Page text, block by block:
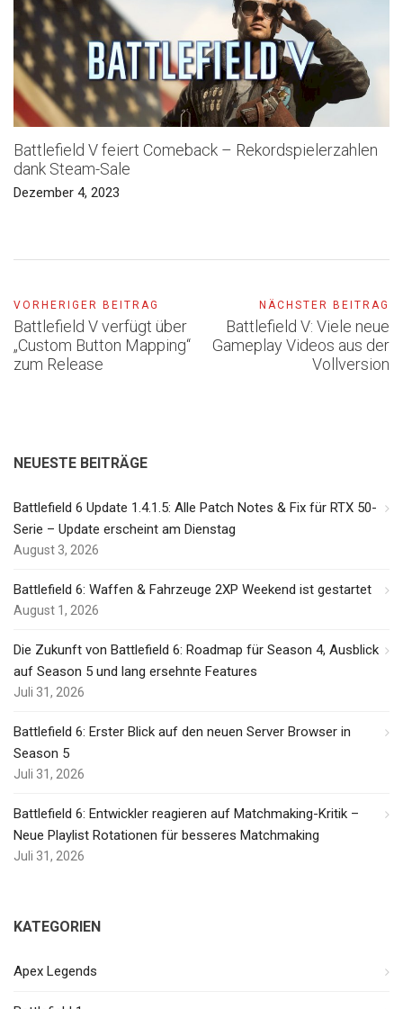
Battlefield V feiert Comeback – Rekordspielerzahlen
dank Steam-Sale
Dezember 4, 2023
VORHERIGER BEITRAG
Battlefield V verfügt über
„Custom Button Mapping“
zum Release
NÄCHSTER BEITRAG
Battlefield V: Viele neue
Gameplay Videos aus der
Vollversion
NEUESTE BEITRÄGE
Battlefield 6 Update 1.4.1.5: Alle Patch Notes & Fix für RTX 50-
Serie – Update erscheint am Dienstag
August 3, 2026
Battlefield 6: Waffen & Fahrzeuge 2XP Weekend ist gestartet
August 1, 2026
Die Zukunft von Battlefield 6: Roadmap für Season 4, Ausblick
auf Season 5 und lang ersehnte Features
Juli 31, 2026
Battlefield 6: Erster Blick auf den neuen Server Browser in
Season 5
Juli 31, 2026
Battlefield 6: Entwickler reagieren auf Matchmaking-Kritik –
Neue Playlist Rotationen für besseres Matchmaking
Juli 31, 2026
KATEGORIEN
Apex Legends